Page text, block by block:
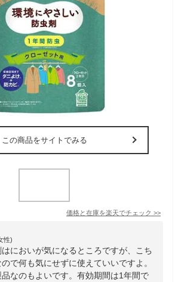
この商品をサイトでみる
価格と在庫を楽天でチェック >>
性)
においが気になるところですが、こち
で何も気にせずに使えていいですよ。
なのもよいです。有効期間は1年間で